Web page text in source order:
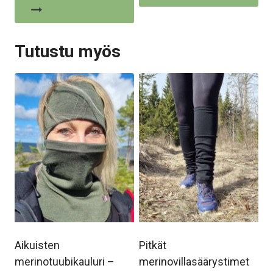
Tutustu myös
Aikuisten
merinotuubikauluri –
Pitkät
merinovillasäärystimet